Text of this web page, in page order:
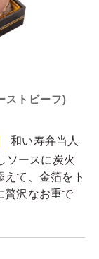
ストビーフ)
和い寿弁当人
ソースに炭火
て、金箔をト
贅沢なお重で